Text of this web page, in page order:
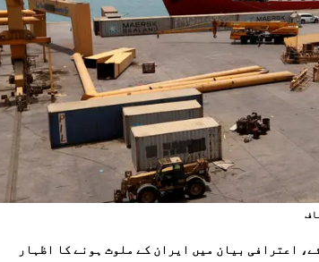
اعترافی بیان میں ایران کے ملوث ہونے کا اظہار